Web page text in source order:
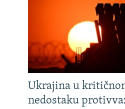
Ukrajina u
nedostaku